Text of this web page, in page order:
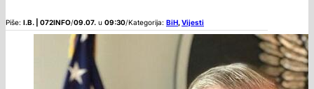
Piše: I.B. | 072INFO/09.07. u 09:30/Kategorija: BiH,Vijesti